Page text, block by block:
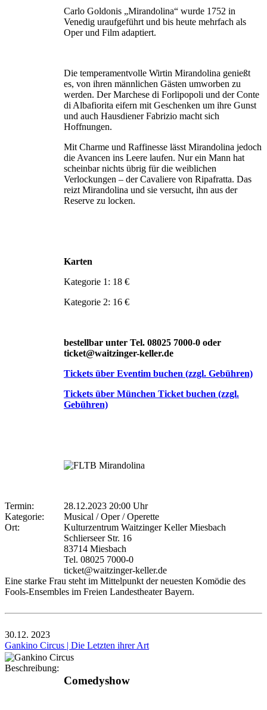
Carlo Goldonis „Mirandolina“ wurde 1752 in
Venedig uraufgeführt und bis heute mehrfach als
Oper und Film adaptiert.
Die temperamentvolle Wirtin Mirandolina genießt
es, von ihren männlichen Gästen umworben zu
werden. Der Marchese di Forlipopoli und der Conte
di Albafiorita eifern mit Geschenken um ihre Gunst
und auch Hausdiener Fabrizio macht sich
Hoffnungen.
Mit Charme und Raffinesse lässt Mirandolina jedoch
die Avancen ins Leere laufen. Nur ein Mann hat
scheinbar nichts übrig für die weiblichen
Verlockungen – der Cavaliere von Ripafratta. Das
reizt Mirandolina und sie versucht, ihn aus der
Reserve zu locken.
Karten
Kategorie 1: 18 €
Kategorie 2: 16 €
bestellbar unter Tel. 08025 7000-0 oder
ticket@waitzinger-keller.de
Tickets über Eventim buchen (zzgl. Gebühren)
Tickets über München Ticket buchen (zzgl.
Gebühren)
Termin:
28.12.2023 20:00 Uhr
Kategorie:
Musical / Oper / Operette
Ort:
Kulturzentrum Waitzinger Keller Miesbach
Schlierseer Str. 16
83714 Miesbach
Tel. 08025 7000-0
ticket@waitzinger-keller.de
Eine starke Frau steht im Mittelpunkt der neuesten Komödie des
Fools-Ensembles im Freien Landestheater Bayern.
30.12. 2023
Gankino Circus | Die Letzten ihrer Art
Beschreibung:
Comedyshow